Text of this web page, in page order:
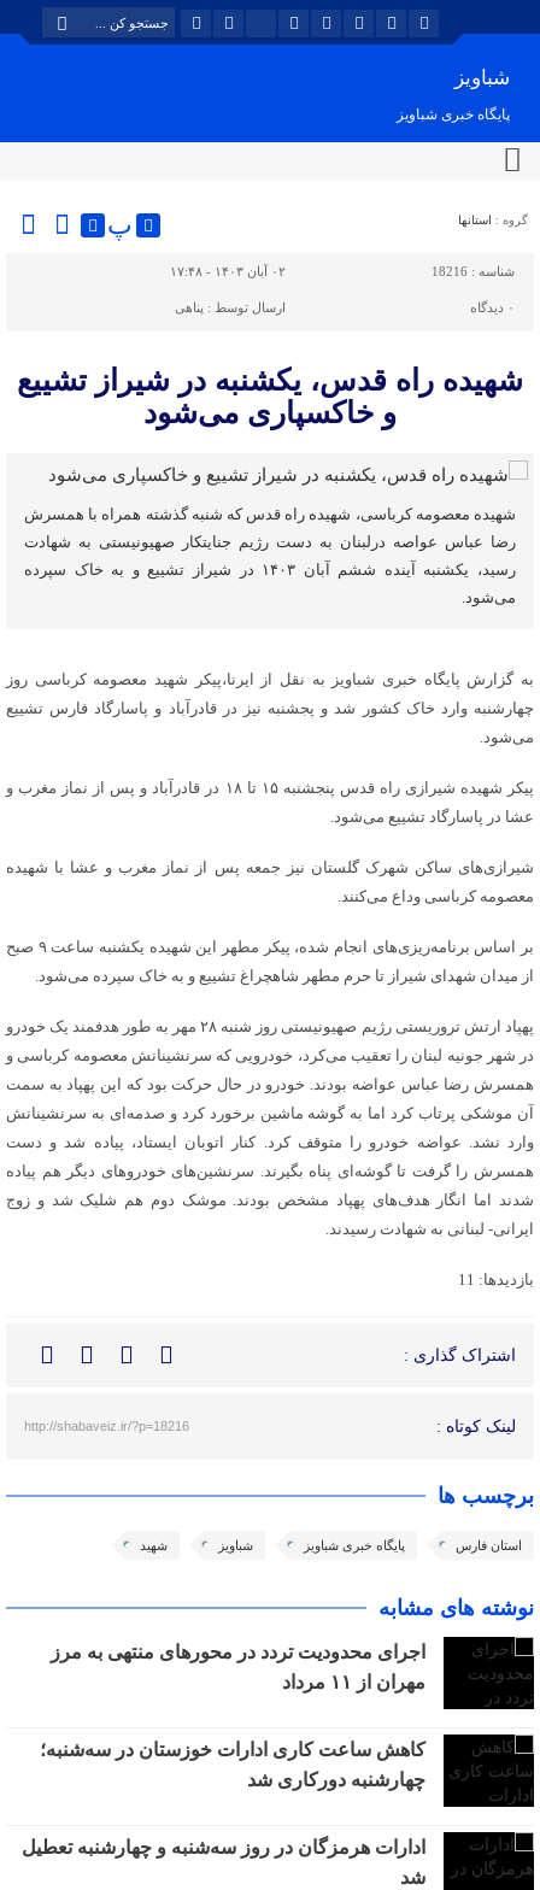
شباویز
پایگاه خبری شباویز
گروه : استانها پ
شناسه : 18216 ۰۲ آبان ۱۴۰۳ - ۱۷:۴۸
۰ دیدگاه ارسال توسط : پناهی
شهیده راه قدس، یکشنبه در شیراز تشییع
و خاکسپاری می‌شود
شهیده معصومه کرباسی، شهیده راه قدس که شنبه گذشته همراه با همسرش
رضا عباس عواصه درلبنان به دست رژیم جنایتکار صهیونیستی به شهادت
رسید، یکشنبه آینده ششم آبان ۱۴۰۳ در شیراز تشییع و به خاک سپرده
می‌شود.
به گزارش پایگاه خبری شباویز به نقل از ایرنا،پیکر شهید معصومه کرباسی روز
چهارشنبه وارد خاک کشور شد و پجشنبه نیز در قادرآباد و پاسارگاد فارس تشییع
می‌شود.
پیکر شهیده شیرازی راه قدس پنجشنبه ۱۵ تا ۱۸ در قادرآباد و پس از نماز مغرب و
عشا در پاسارگاد تشییع می‌شود.
شیرازی‌های ساکن شهرک گلستان نیز جمعه پس از نماز مغرب و عشا با شهیده
معصومه کرباسی وداع می‌کنند.
بر اساس برنامه‌ریزی‌های انجام شده، پیکر مطهر این شهیده یکشنبه ساعت ۹ صبح
از میدان شهدای شیراز تا حرم مطهر شاهچراغ تشییع و به خاک سپرده می‌شود.
پهپاد ارتش تروریستی رژیم صهیونیستی روز شنبه ۲۸ مهر به طور هدفمند یک خودرو
در شهر جونیه لبنان را تعقیب می‌کرد، خودرویی که سرنشینانش معصومه کرباسی و
همسرش رضا عباس عواضه بودند. خودرو در حال حرکت بود که این پهپاد به سمت
آن موشکی پرتاب کرد اما به گوشه ماشین برخورد کرد و صدمه‌ای به سرنشینانش
وارد نشد. عواضه خودرو را متوقف کرد. کنار اتوبان ایستاد، پیاده شد و دست
همسرش را گرفت تا گوشه‌ای پناه بگیرند. سرنشین‌های خودروهای دیگر هم پیاده
شدند اما انگار هدف‌های پهپاد مشخص بودند. موشک دوم هم شلیک شد و زوج
ایرانی- لبنانی به شهادت رسیدند.
بازدیدها: 11
اشتراک گذاری :
لینک کوتاه : http://shabaveiz.ir/?p=18216
برچسب ها
استان فارس پایگاه خبری شباویز شباویز شهید
نوشته های مشابه
اجرای محدودیت تردد در محورهای منتهی به مرز
مهران از ۱۱ مرداد
کاهش ساعت کاری ادارات خوزستان در سه‌شنبه؛
چهارشنبه دورکاری شد
ادارات هرمزگان در روز سه‌شنبه و چهارشنبه تعطیل
شد